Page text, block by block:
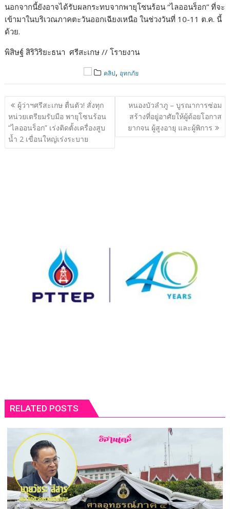
นอกจากนี้ยังอาจได้รับผลกระทบจากพายุโซนร้อน “ไลออนร็อก” ที่จะ
เข้ามาในบริเวณภาคตะวันออกเฉียงเหนือ ในช่วงวันที่ 10-11 ต.ค. นี้
ด้วย.
พิสิษฐ์ สิริวิริยะธนา ศรีสะเกษ // โรายงาน
คลิป, อุทกภัย
แนะแนว
เรื่อง
ผู้ว่าฯศรีสะเกษ ตื่นตัว! สั่งทุก
หน่วยเตรียมรับมือ พายุโซนร้อน
“ไลออนร็อก” เร่งติดตั้งเครื่องสูบ
น้ำ 2 เขื่อนใหญ่เร่งระบาย
หนองบัวลำภู – บูรณาการซ่อม
สร้างที่อยู่อาศัยให้ผู้ด้อยโอกาส
ยากจน ผู้สูงอายุ และผู้พิการ
RELATED POSTS